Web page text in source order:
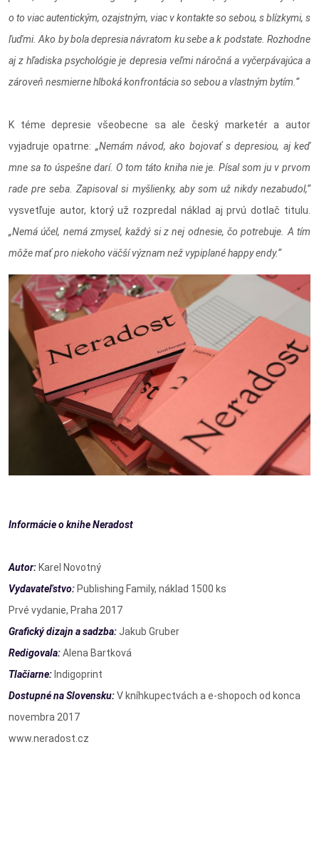
o to viac autentickým, ozajstným, viac v kontakte so sebou, s blízkymi, s
ľuďmi. Ako by bola depresia návratom ku sebe a k podstate. Rozhodne
aj z hľadiska psychológie je depresia veľmi náročná a vyčerpávajúca a
zároveň nesmierne hlboká konfrontácia so sebou a vlastným bytím.“
K téme depresie všeobecne sa ale český marketér a autor
vyjadruje opatrne: „Nemám návod, ako bojovať s depresiou, aj keď
mne sa to úspešne darí. O tom táto kniha nie je. Písal som ju v prvom
rade pre seba. Zapisoval si myšlienky, aby som už nikdy nezabudol,“
vysvetľuje autor, ktorý už rozpredal náklad aj prvú dotlač titulu.
„Nemá účel, nemá zmysel, každý si z nej odnesie, čo potrebuje. A tím
môže mať pro niekoho väčší význam než vypiplané happy endy.“
Informácie o knihe Neradost
Autor: Karel Novotný
Vydavateľstvo: Publishing Family, náklad 1500 ks
Prvé vydanie, Praha 2017
Grafický dizajn a sadzba: Jakub Gruber
Redigovala:Alena Bartková
Tlačiarne: Indigoprint
Dostupné na Slovensku:V kníhkupectvách a e-shopoch od konca
novembra 2017
www.neradost.cz